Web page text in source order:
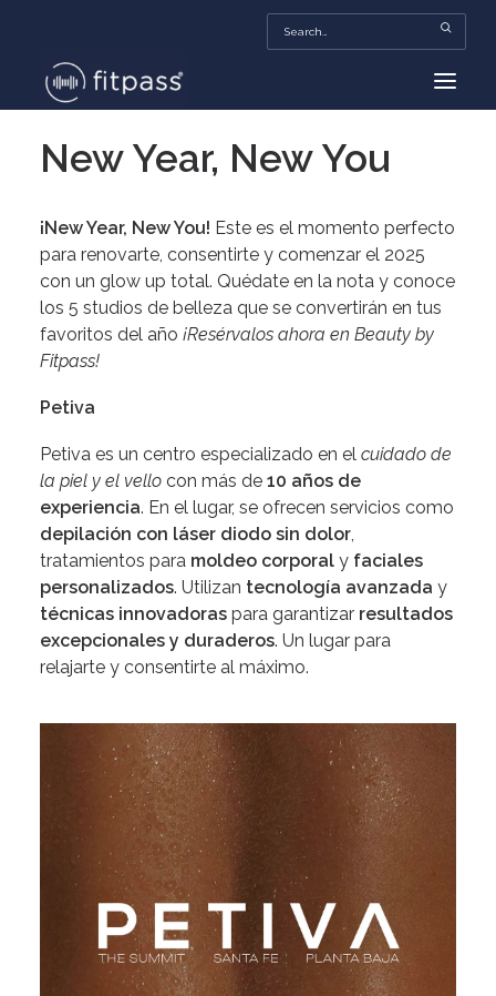
HOME
FITPASS TV
FITBIZ
TRENDS
MORE…
New Year, New You
¡New Year, New You! Este es el momento perfecto
para renovarte, consentirte y comenzar el 2025
con un glow up total. Quédate en la nota y conoce
los 5 studios de belleza que se convertirán en tus
favoritos del año ¡Resérvalos ahora en Beauty by
Fitpass!
Petiva
Petiva es un centro especializado en el cuidado de
la piel y el vello con más de 10 años de
experiencia. En el lugar, se ofrecen servicios como
depilación con láser diodo sin dolor,
tratamientos para moldeo corporal y faciales
personalizados. Utilizan tecnología avanzada y
técnicas innovadoras para garantizar resultados
excepcionales y duraderos. Un lugar para
relajarte y consentirte al máximo.